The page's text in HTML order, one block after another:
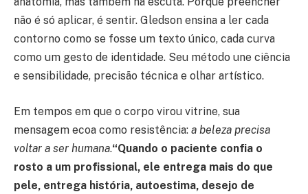
não é só aplicar, é sentir. Gledson ensina a ler cada
contorno como se fosse um texto único, cada curva
como um gesto de identidade. Seu método une ciência
e sensibilidade, precisão técnica e olhar artístico.
Em tempos em que o corpo virou vitrine, sua
mensagem ecoa como resistência: a beleza precisa
voltar a ser humana.“Quando o paciente confia o
rosto a um profissional, ele entrega mais do que
pele, entrega história, autoestima, desejo de